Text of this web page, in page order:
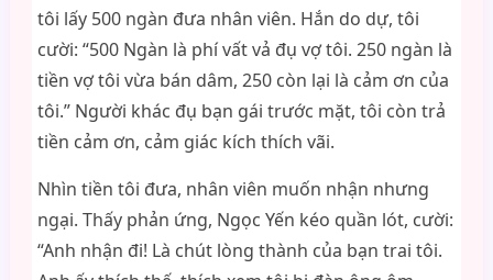
tôi lấy 500 ngàn đưa nhân viên. Hắn do dự, tôi
cười: “500 Ngàn là phí vất vả đụ vợ tôi. 250 ngàn là
tiền vợ tôi vừa bán dâm, 250 còn lại là cảm ơn của
tôi.” Người khác đụ bạn gái trước mặt, tôi còn trả
tiền cảm ơn, cảm giác kích thích vãi.
Nhìn tiền tôi đưa, nhân viên muốn nhận nhưng
ngại. Thấy phản ứng, Ngọc Yến kéo quần lót, cười:
“Anh nhận đi! Là chút lòng thành của bạn trai tôi.